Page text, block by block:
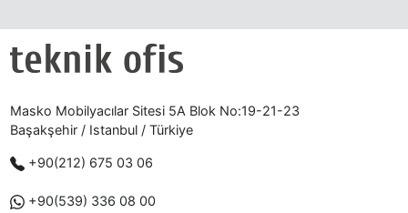
Masko Mobilyacılar Sitesi 5A Blok No:19-21-23
Başakşehir / Istanbul / Türkiye
+90(212) 675 03 06
+90(539) 336 08 00